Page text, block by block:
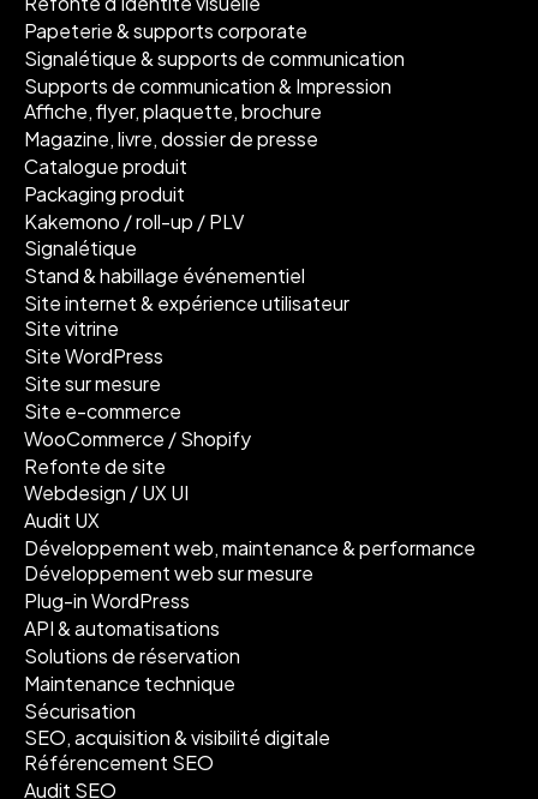
Papeterie & supports corporate
Signalétique & supports de communication
Supports de communication & Impression
Affiche, flyer, plaquette, brochure
Magazine, livre, dossier de presse
Catalogue produit
Packaging produit
Kakemono / roll-up / PLV
Signalétique
Stand & habillage événementiel
Site internet & expérience utilisateur
Site vitrine
Site WordPress
Site sur mesure
Site e-commerce
WooCommerce / Shopify
Refonte de site
Webdesign / UX UI
Audit UX
Développement web, maintenance & performance
Développement web sur mesure
Plug-in WordPress
API & automatisations
Solutions de réservation
Maintenance technique
Sécurisation
SEO, acquisition & visibilité digitale
Référencement SEO
Audit SEO